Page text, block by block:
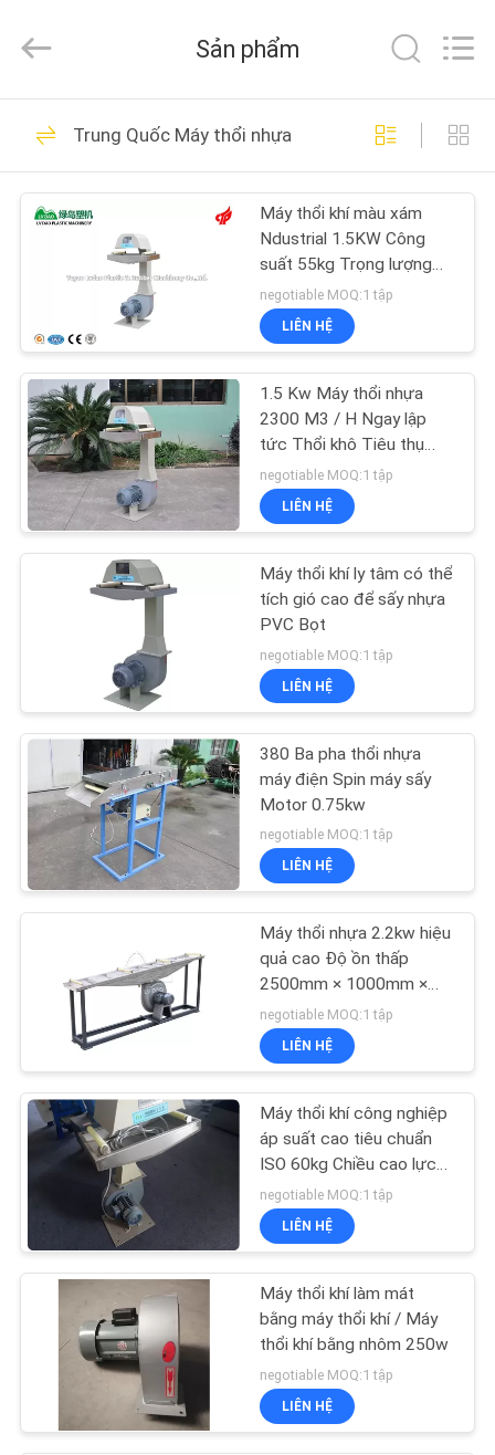
TRANG
CHỦ
CÁC
VỀ
CHÚNG
TÔI
THAM
QUAN
SOÁT
CHẤT
LƯỢNG
LIÊN
HỆ
TIN
TỨC
YÊU
CẦU
BÁO
GIÁ
TRANG
TRADE
CO.,LTD..
Reserved.
Thiết bị tái chế nhựa
126
Máy cắt nhựa
59
Máy nghiền nhựa
58
Hệ thống băng tải
nhựa
Màn hình nhựa
Changer
54
Dây chuyền giặt
nhựa
Sản phẩm
Trung Quốc Máy thổi nhựa
Máy thổi khí màu xám
Ndustrial 1.5KW Công
suất 55kg Trọng lượng
hiệu quả cao
negotiable MOQ:1 tập
LIÊN HỆ
1.5 Kw Máy ​​thổi nhựa
2300 M3 / H Ngay lập
tức Thổi khô Tiêu thụ
năng lượng thấp
negotiable MOQ:1 tập
LIÊN HỆ
Máy thổi khí ly tâm có thể
tích gió cao để sấy nhựa
PVC Bọt
negotiable MOQ:1 tập
LIÊN HỆ
380 Ba pha thổi nhựa
máy điện Spin máy sấy
Motor 0.75kw
negotiable MOQ:1 tập
LIÊN HỆ
Máy thổi nhựa 2.2kw hiệu
quả cao Độ ồn thấp
2500mm × 1000mm ×
330mm
negotiable MOQ:1 tập
LIÊN HỆ
Máy thổi khí công nghiệp
áp suất cao tiêu chuẩn
ISO 60kg Chiều cao lực
kéo 1000mm
negotiable MOQ:1 tập
LIÊN HỆ
Máy thổi khí làm mát
bằng máy thổi khí / Máy
thổi khí bằng nhôm 250w
negotiable MOQ:1 tập
LIÊN HỆ